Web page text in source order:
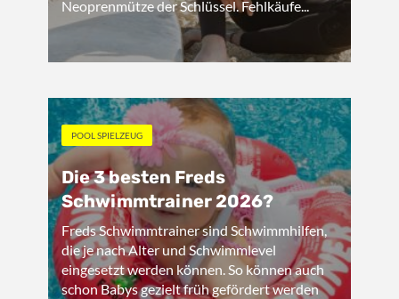
Neoprenmütze der Schlüssel. Fehlkäufe...
POOL SPIELZEUG
Die 3 besten Freds
Schwimmtrainer 2026?
Freds Schwimmtrainer sind Schwimmhilfen,
die je nach Alter und Schwimmlevel
eingesetzt werden können. So können auch
schon Babys gezielt früh gefördert werden